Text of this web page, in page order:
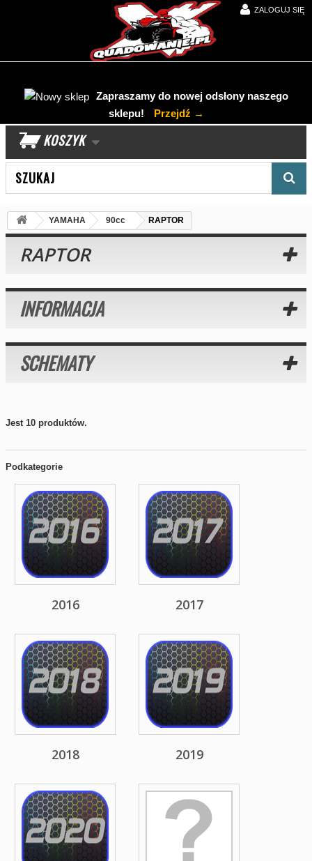
ZALOGUJ SIĘ
Zapraszamy do nowej odsłony naszego
sklepu!
Przejdź →
KOSZYK
YAMAHA 90cc RAPTOR
RAPTOR
INFORMACJA
SCHEMATY
Jest 10 produktów.
Podkategorie
2016 2017
2018 2019